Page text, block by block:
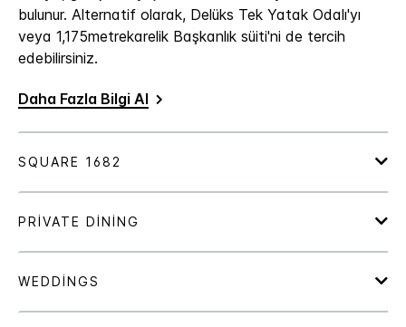
bulunur. Alternatif olarak, Delüks Tek Yatak Odalı'yı
veya 1,175metrekarelik Başkanlık süiti'ni de tercih
edebilirsiniz.
Daha Fazla Bilgi Al